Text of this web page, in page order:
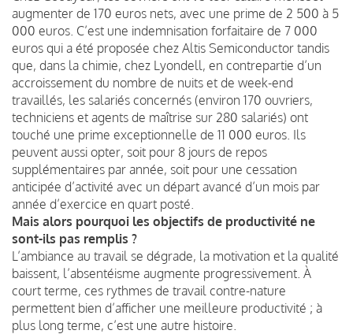
augmenter de 170 euros nets, avec une prime de 2 500 à 5
000 euros. C’est une indemnisation forfaitaire de 7 000
euros qui a été proposée chez Altis Semiconductor tandis
que, dans la chimie, chez Lyondell, en contrepartie d’un
accroissement du nombre de nuits et de week-end
travaillés, les salariés concernés (environ 170 ouvriers,
techniciens et agents de maîtrise sur 280 salariés) ont
touché une prime exceptionnelle de 11 000 euros. Ils
peuvent aussi opter, soit pour 8 jours de repos
supplémentaires par année, soit pour une cessation
anticipée d’activité avec un départ avancé d’un mois par
année d’exercice en quart posté.
Mais alors pourquoi les objectifs de productivité ne
sont-ils pas remplis ?
L’ambiance au travail se dégrade, la motivation et la qualité
baissent, l’absentéisme augmente progressivement. À
court terme, ces rythmes de travail contre-nature
permettent bien d’afficher une meilleure productivité ; à
plus long terme, c’est une autre histoire.